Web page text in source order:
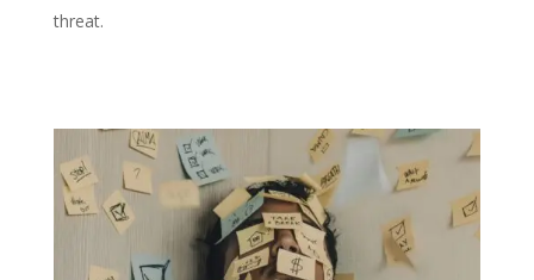
threat.